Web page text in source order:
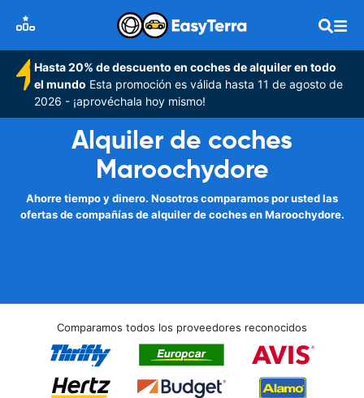
Hasta 20% de descuento en coches de alquiler en todo
el mundo Esta promoción es válida hasta 11 de agosto de
2026 - ¡aprovéchala hoy mismo!
Alquiler de coches
Maroochydore
Ahorre tiempo y dinero. Nosotros comparamos por usted las
ofertas de compañías de alquiler de coches en Maroochydore.
Comparamos todos los proveedores reconocidos